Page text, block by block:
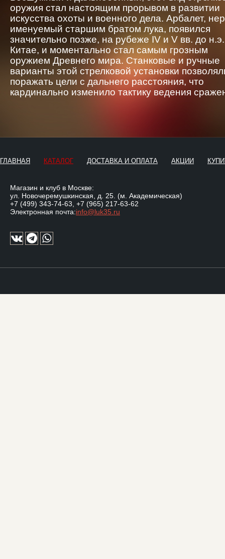
оружия стал настоящим прорывом в развитии
искусства охоты и военного дела. Арбалет,
именуемый старшим братом лука, появился
значительно позже, на рубеже IV и V вв. до
Китае, и моментально стал самым грозным
оружием Древнего мира. Станковые и ручные
варианты этой стрелковой установки
поражать цели с дальнего расстояния, что
кардинально изменило тактику ведения
ГЛАВНАЯ КАТАЛОГ ДОСТАВКА И ОПЛАТА АКЦИИ
Магазин и клуб в Москве:
ул. Новочеремушкинская, д. 25. (м. Академическая)
+7 (499) 343-74-63 +7 (965) 217-63-62
Электронная почта:info@luk35.ru